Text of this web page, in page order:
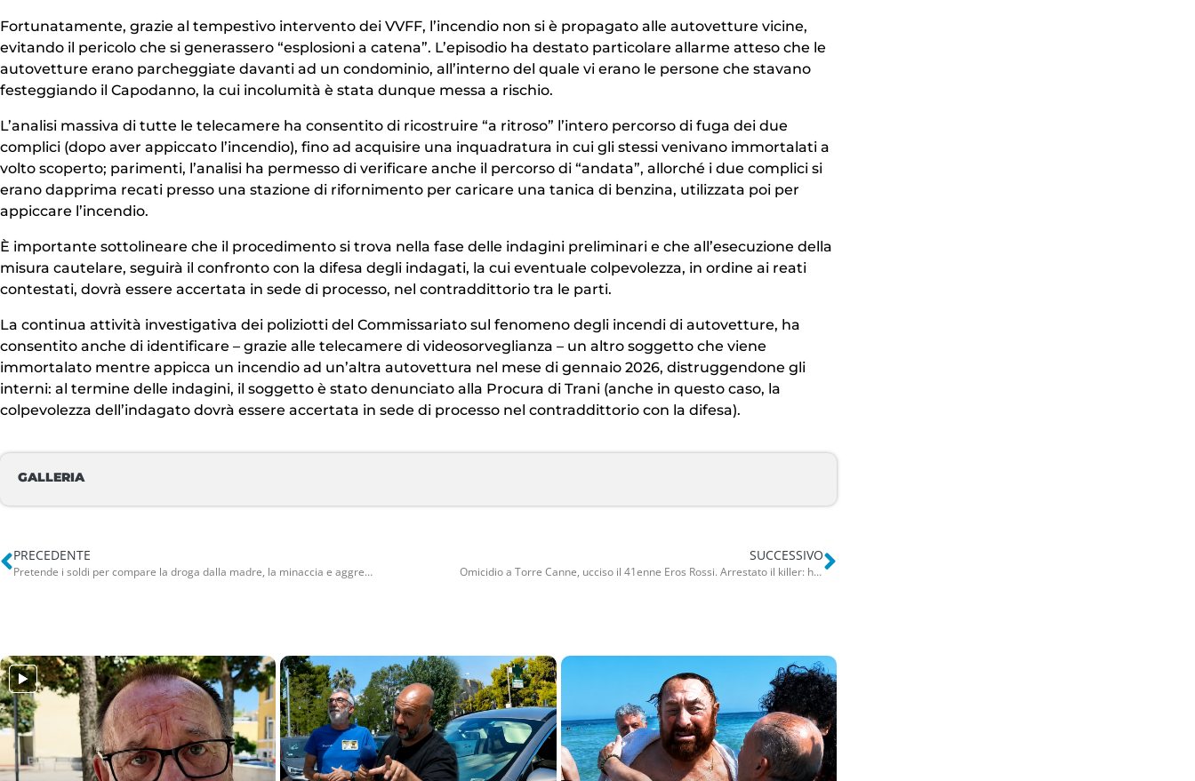
Fortunatamente, grazie al tempestivo intervento dei VVFF, l’incendio non si è propagato alle autovetture vicine,
evitando il pericolo che si generassero “esplosioni a catena”. L’episodio ha destato particolare allarme atteso che le
autovetture erano parcheggiate davanti ad un condominio, all’interno del quale vi erano le persone che stavano
festeggiando il Capodanno, la cui incolumità è stata dunque messa a rischio.
L’analisi massiva di tutte le telecamere ha consentito di ricostruire “a ritroso” l’intero percorso di fuga dei due
complici (dopo aver appiccato l’incendio), fino ad acquisire una inquadratura in cui gli stessi venivano immortalati a
volto scoperto; parimenti, l’analisi ha permesso di verificare anche il percorso di “andata”, allorché i due complici si
erano dapprima recati presso una stazione di rifornimento per caricare una tanica di benzina, utilizzata poi per
appiccare l’incendio.
È importante sottolineare che il procedimento si trova nella fase delle indagini preliminari e che all’esecuzione della
misura cautelare, seguirà il confronto con la difesa degli indagati, la cui eventuale colpevolezza, in ordine ai reati
contestati, dovrà essere accertata in sede di processo, nel contraddittorio tra le parti.
La continua attività investigativa dei poliziotti del Commissariato sul fenomeno degli incendi di autovetture, ha
consentito anche di identificare – grazie alle telecamere di videosorveglianza – un altro soggetto che viene
immortalato mentre appicca un incendio ad un’altra autovettura nel mese di gennaio 2026, distruggendone gli
interni: al termine delle indagini, il soggetto è stato denunciato alla Procura di Trani (anche in questo caso, la
colpevolezza dell’indagato dovrà essere accertata in sede di processo nel contraddittorio con la difesa).
GALLERIA
PRECEDENTE
Pretende i soldi per compare la droga dalla madre, la minaccia e aggredisce: arrestato. Non era la prima volta
SUCCESSIVO
Omicidio a Torre Canne, ucciso il 41enne Eros Rossi. Arrestato il killer: ha confessato